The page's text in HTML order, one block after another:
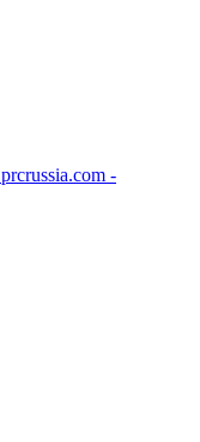
prcrussia.com -